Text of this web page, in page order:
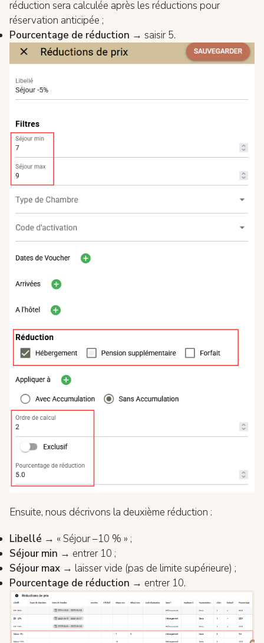
réduction sera calculée après les réductions pour
réservation anticipée ;
Pourcentage de réduction → saisir 5.
Ensuite, nous décrivons la deuxième réduction :
Libellé → « Séjour –10 % » ;
Séjour min → entrer 10 ;
Séjour max → laisser vide (pas de limite supérieure) ;
Pourcentage de réduction → entrer 10.